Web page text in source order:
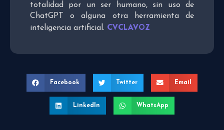
totalidad por un ser humano, sin uso de
ChatGPT o alguna otra herramienta de
inteligencia artificial. CVCLAVOZ
Facebook Twitter Email
LinkedIn WhatsApp